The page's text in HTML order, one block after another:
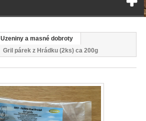
Uzeniny a masné dobroty
Gril párek z Hrádku (2ks) ca 200g